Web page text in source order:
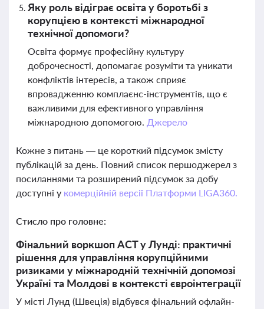
Яку роль відіграє освіта у боротьбі з
корупцією в контексті міжнародної
технічної допомоги?
Освіта формує професійну культуру
доброчесності, допомагає розуміти та уникати
конфліктів інтересів, а також сприяє
впровадженню комплаєнс-інструментів, що є
важливими для ефективного управління
міжнародною допомогою. Джерело
Кожне з питань — це короткий підсумок змісту
публікацій за день. Повний список першоджерел з
посиланнями та розширений підсумок за добу
доступні у комерційній версії Платформи LIGA360.
Стисло про головне:
Фінальний воркшоп ACT у Лунді: практичні
рішення для управління корупційними
ризиками у міжнародній технічній допомозі
Україні та Молдові в контексті євроінтеграції
У місті Лунд (Швеція) відбувся фінальний офлайн-